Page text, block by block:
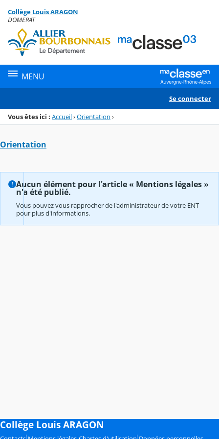
Menu de la rubrique
Contenu
Collège Louis ARAGON
DOMERAT
MENU
Se connecter
Vous êtes ici : Accueil›Orientation ›
Orientation
Aucun élément pour l'article « Mentions légales »
n'a été publié.
Vous pouvez vous rapprocher de l'administrateur de votre ENT
pour plus d'informations.
Collège Louis ARAGON